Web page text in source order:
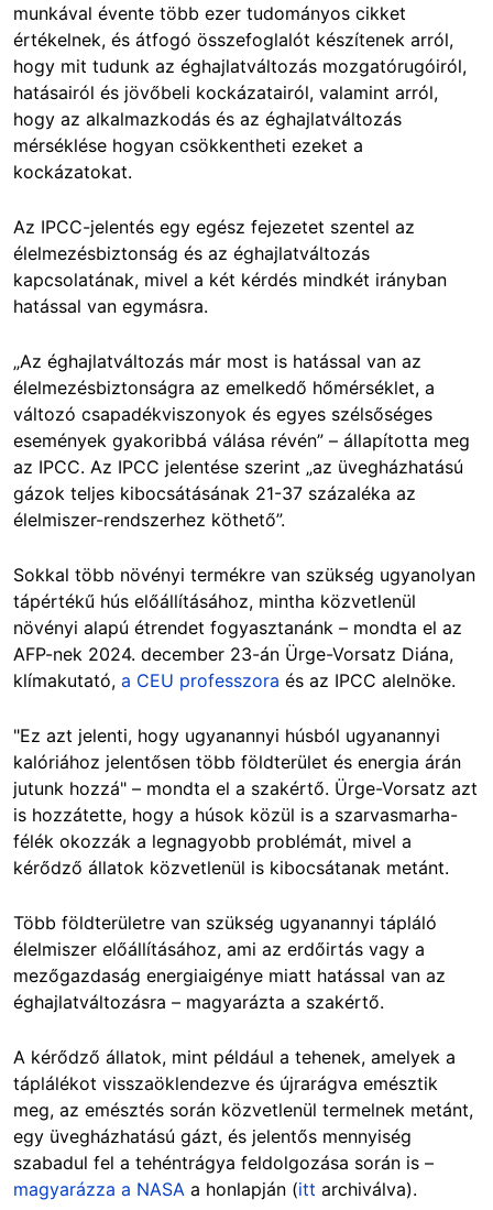
munkával évente több ezer tudományos cikket
értékelnek, és átfogó összefoglalót készítenek arról,
hogy mit tudunk az éghajlatváltozás mozgatórugóiról,
hatásairól és jövőbeli kockázatairól, valamint arról,
hogy az alkalmazkodás és az éghajlatváltozás
mérséklése hogyan csökkentheti ezeket a
kockázatokat.
Az IPCC-jelentés egy egész fejezetet szentel az
élelmezésbiztonság és az éghajlatváltozás
kapcsolatának, mivel a két kérdés mindkét irányban
hatással van egymásra.
„Az éghajlatváltozás már most is hatással van az
élelmezésbiztonságra az emelkedő hőmérséklet, a
változó csapadékviszonyok és egyes szélsőséges
események gyakoribbá válása révén” – állapította meg
az IPCC. Az IPCC jelentése szerint „az üvegházhatású
gázok teljes kibocsátásának 21-37 százaléka az
élelmiszer-rendszerhez köthető”.
Sokkal több növényi termékre van szükség ugyanolyan
tápértékű hús előállításához, mintha közvetlenül
növényi alapú étrendet fogyasztanánk – mondta el az
AFP-nek 2024. december 23-án Ürge-Vorsatz Diána,
klímakutató, a CEU professzora és az IPCC alelnöke.
"Ez azt jelenti, hogy ugyanannyi húsból ugyanannyi
kalóriához jelentősen több földterület és energia árán
jutunk hozzá" – mondta el a szakértő. Ürge-Vorsatz azt
is hozzátette, hogy a húsok közül is a szarvasmarha-
félék okozzák a legnagyobb problémát, mivel a
kérődző állatok közvetlenül is kibocsátanak metánt.
Több földterületre van szükség ugyanannyi tápláló
élelmiszer előállításához, ami az erdőirtás vagy a
mezőgazdaság energiaigénye miatt hatással van az
éghajlatváltozásra – magyarázta a szakértő.
A kérődző állatok, mint például a tehenek, amelyek a
táplálékot visszaöklendezve és újrarágva emésztik
meg, az emésztés során közvetlenül termelnek metánt,
egy üvegházhatású gázt, és jelentős mennyiség
szabadul fel a tehéntrágya feldolgozása során is –
magyarázza a NASA a honlapján (itt archiválva).